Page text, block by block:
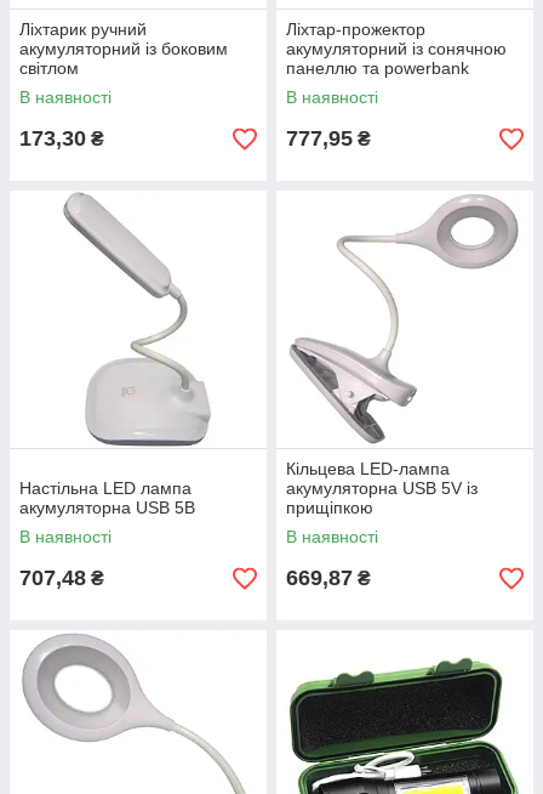
Ліхтарик ручний
акумуляторний із боковим
світлом
В наявності
173,30 ₴
Ліхтар-прожектор
акумуляторний із сонячною
панеллю та powerbank
В наявності
777,95 ₴
Настільна LED лампа
акумуляторна USB 5В
В наявності
707,48 ₴
Кільцева LED-лампа
акумуляторна USB 5V із
прищіпкою
В наявності
669,87 ₴